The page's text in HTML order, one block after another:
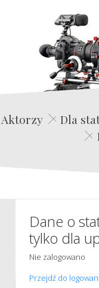
Aktorzy Dla
Dane o
tylko dla
Nie zalogowano
Przejdź do